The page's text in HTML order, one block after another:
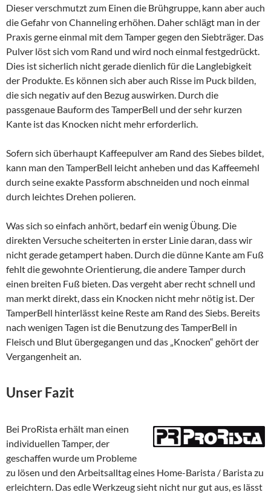
Dieser verschmutzt zum Einen die Brühgruppe, kann aber auch
die Gefahr von Channeling erhöhen. Daher schlägt man in der
Praxis gerne einmal mit dem Tamper gegen den Siebträger. Das
Pulver löst sich vom Rand und wird noch einmal festgedrückt.
Dies ist sicherlich nicht gerade dienlich für die Langlebigkeit
der Produkte. Es können sich aber auch Risse im Puck bilden,
die sich negativ auf den Bezug auswirken. Durch die
passgenaue Bauform des TamperBell und der sehr kurzen
Kante ist das Knocken nicht mehr erforderlich.
Sofern sich überhaupt Kaffeepulver am Rand des Siebes bildet,
kann man den TamperBell leicht anheben und das Kaffeemehl
durch seine exakte Passform abschneiden und noch einmal
durch leichtes Drehen polieren.
Was sich so einfach anhört, bedarf ein wenig Übung. Die
direkten Versuche scheiterten in erster Linie daran, dass wir
nicht gerade getampert haben. Durch die dünne Kante am Fuß
fehlt die gewohnte Orientierung, die andere Tamper durch
einen breiten Fuß bieten. Das vergeht aber recht schnell und
man merkt direkt, dass ein Knocken nicht mehr nötig ist. Der
TamperBell hinterlässt keine Reste am Rand des Siebs. Bereits
nach wenigen Tagen ist die Benutzung des TamperBell in
Fleisch und Blut übergegangen und das „Knocken“ gehört der
Vergangenheit an.
Unser Fazit
Bei ProRista erhält man einen
individuellen Tamper, der
geschaffen wurde um Probleme
zu lösen und den Arbeitsalltag eines Home-Barista / Barista zu
erleichtern. Das edle Werkzeug sieht nicht nur gut aus, es lässt